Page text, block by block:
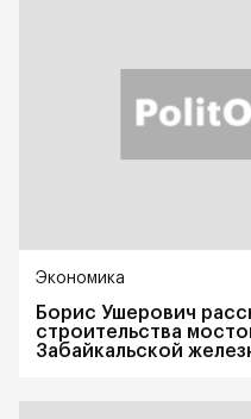
Экономика
Борис Ушерович
строительства
Забайкальской